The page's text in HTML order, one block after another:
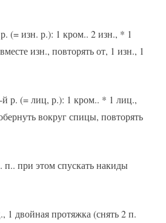
(= изн. р.): 1 кром.. 2 изн., * 1
изн., повторять от, 1 изн., 1
р. (= лиц, р.): 1 кром.. * 1 лиц.,
вокруг спицы, повторять
п.. при этом спускать накиды
1 двойная протяжка (снять 2 п.